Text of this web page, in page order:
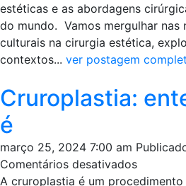
e
cultura
estéticas e as abordagens
do mundo. Vamos mergulhar nas
culturais na cirurgia estética,
contextos... ver postagem
Cruroplastia:
é
março 25, 2024 7:00 am
Comentários desativadosem
A cruroplastia é um